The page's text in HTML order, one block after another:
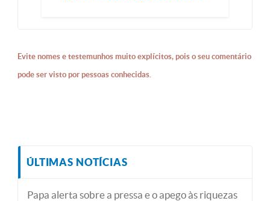
Evite nomes e testemunhos muito explícitos, pois o seu comentário
pode ser visto por pessoas conhecidas.
ÚLTIMAS NOTÍCIAS
Papa alerta sobre a pressa e o apego às riquezas